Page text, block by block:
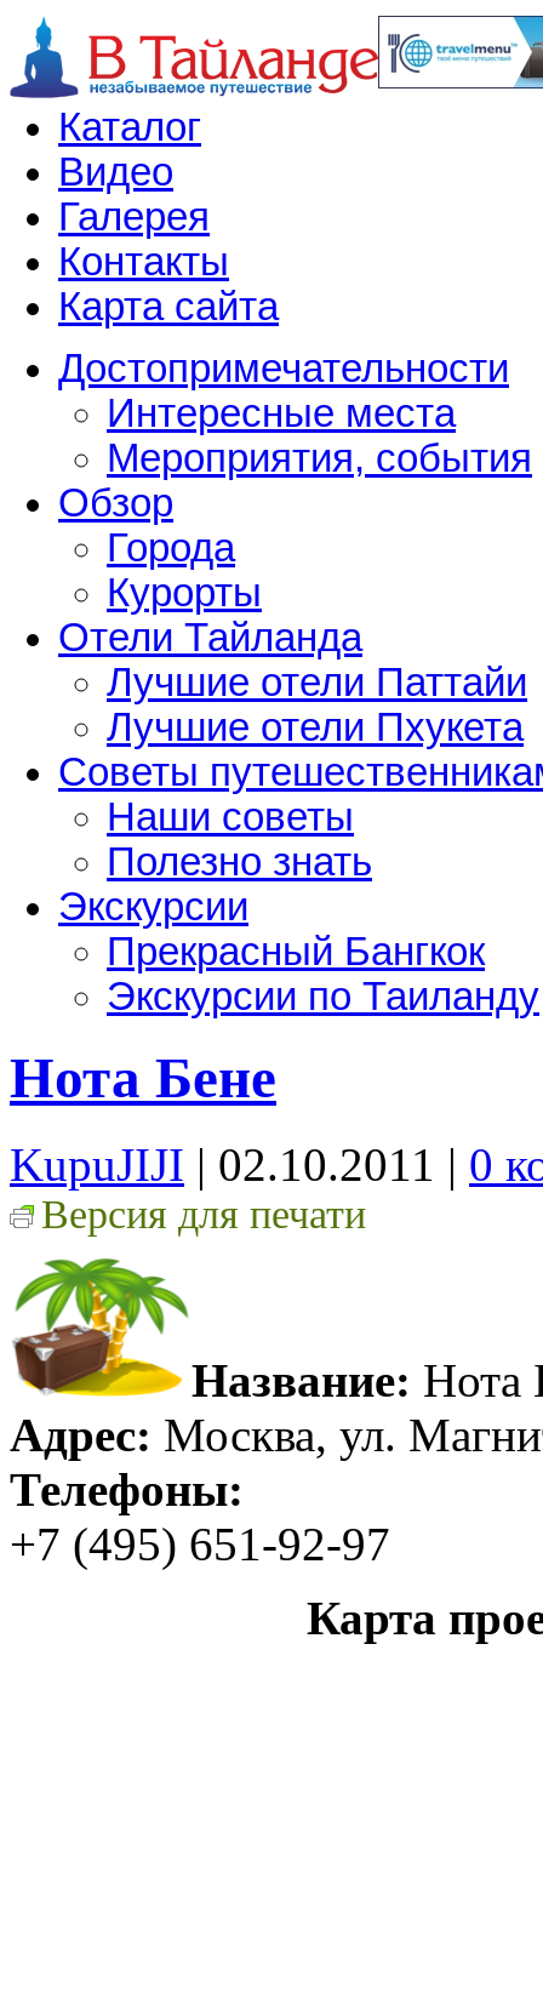
Каталог
Видео
Галерея
Контакты
Карта сайта
Достопримечательности
Интересные места
Мероприятия, события
Обзор
Города
Курорты
Отели Тайланда
Лучшие отели Паттайи
Лучшие отели Пхукета
Советы
Наши советы
Полезно знать
Экскурсии
Прекрасный Бангкок
Экскурсии по Таиланду
Нота Бене
KupuJIJI | 02.10.2011 | 0
Версия для печати
Название: Нота
Адрес: Москва, ул.
Телефоны:
+7 (495) 651-92-97
Карта